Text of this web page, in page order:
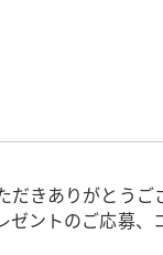
だきありがとう
ゼントのご応募